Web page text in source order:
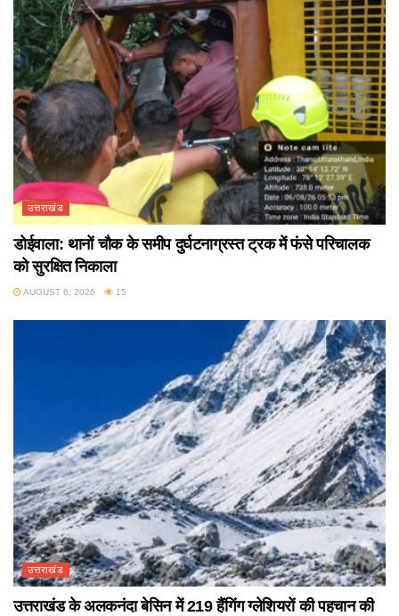
उत्तराखंड
डोईवाला: थानों चौक के समीप दुर्घटनाग्रस्त ट्रक में फंसे परिचालक
को सुरक्षित निकाला
AUGUST 6, 2026 15
उत्तराखंड
उत्तराखंड के अलकनंदा बेसिन में 219 हैंगिंग ग्लेशियरों की पहचान की